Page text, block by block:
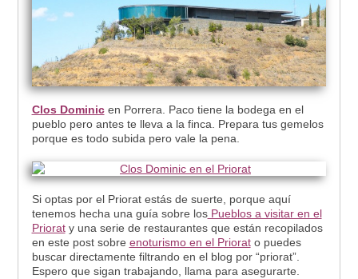
Clos Dominicen Porrera. Paco tiene la bodega en el
pueblo pero antes te lleva a la finca. Prepara tus gemelos
porque es todo subida pero vale la pena.
Si optas por el Priorat estás de suerte, porque aquí
tenemos hecha una guía sobre losPueblos a visitar en el
Prioraty una serie de restaurantes que están recopilados
en este post sobre enoturismo en el Priorato puedes
buscar directamente filtrando en el blog por “priorat”.
Espero que sigan trabajando, llama para asegurarte.